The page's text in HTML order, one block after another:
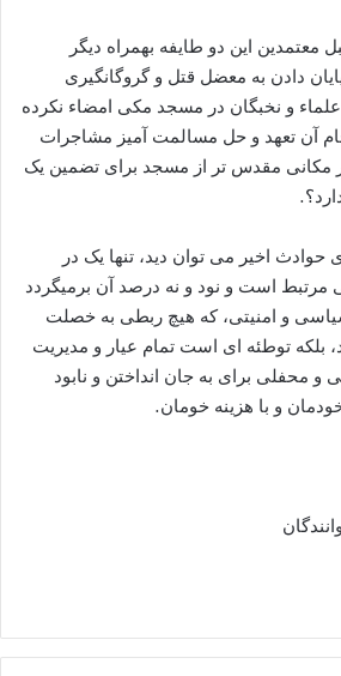
این دو طایفه بهمراه دیگر
دادن به معضل قتل و گروگانگیری
و نخبگان در مسجد مکی امضاء نکرده
آن تعهد و حل مسالمت آمیز مشاجرات
مکانی مقدس تر از مسجد برای تضمین یک
حوادث اخیر می توان دید، تنها یک در
مرتبط است و نود و نه درصد آن برمیگردد
و امنیتی، که هیچ ربطی به خصلت
بلکه توطئه ای است تمام عیار و مدیریت
برای به جان انداختن و نابود
و با هزینه خومان.